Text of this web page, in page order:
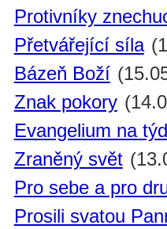
Protivníky
Přetvářející síla
Bázeň Boží
Znak pokory
Evangelium na
Zraněný svět
Pro sebe a pro
Prosili svatou